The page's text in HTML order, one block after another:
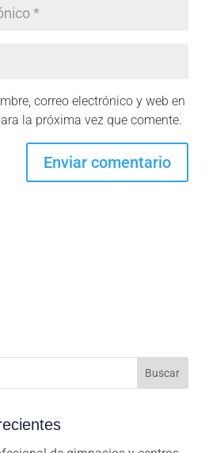
correo electrónico y web en
la próxima vez que comente.
Buscar